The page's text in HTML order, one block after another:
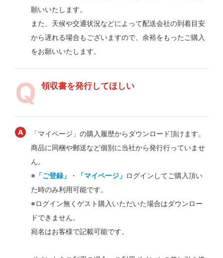
願いいたします。
また、天候や交通状況などによって配送会社の到着目安
から遅れる場合もございますので、余裕をもったご購入
をお願いいたします。
領収書を発行してほしい
「マイページ」の購入履歴からダウンロード頂けます。
商品に同梱や郵送など個別に当社から発行行っていませ
ん。
※ 「ご登録」 ・ 「マイページ」 ログインしてご購入頂い
た時のみ利用可能です。
※ログイン無くゲスト購入いただいた場合はダウンロー
ドできません。
宛名はお客様で記載可能です。